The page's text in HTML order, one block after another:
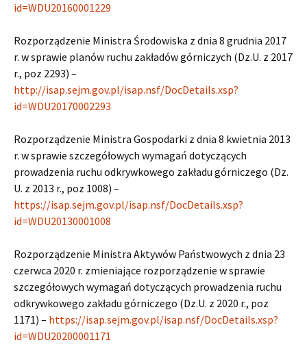
id=WDU20160001229
Rozporządzenie Ministra Środowiska z dnia 8 grudnia 2017
r. w sprawie planów ruchu zakładów górniczych (Dz.U. z 2017
r., poz 2293) –
http://isap.sejm.gov.pl/isap.nsf/DocDetails.xsp?
id=WDU20170002293
Rozporządzenie Ministra Gospodarki z dnia 8 kwietnia 2013
r. w sprawie szczegółowych wymagań dotyczących
prowadzenia ruchu odkrywkowego zakładu górniczego (Dz.
U. z 2013 r., poz 1008) –
https://isap.sejm.gov.pl/isap.nsf/DocDetails.xsp?
id=WDU20130001008
Rozporządzenie Ministra Aktywów Państwowych z dnia 23
czerwca 2020 r. zmieniające rozporządzenie w sprawie
szczegółowych wymagań dotyczących prowadzenia ruchu
odkrywkowego zakładu górniczego (Dz.U. z 2020 r., poz
1171) – https://isap.sejm.gov.pl/isap.nsf/DocDetails.xsp?
id=WDU20200001171